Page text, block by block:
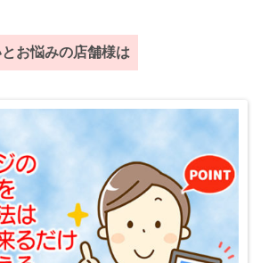
お悩みの店舗様は